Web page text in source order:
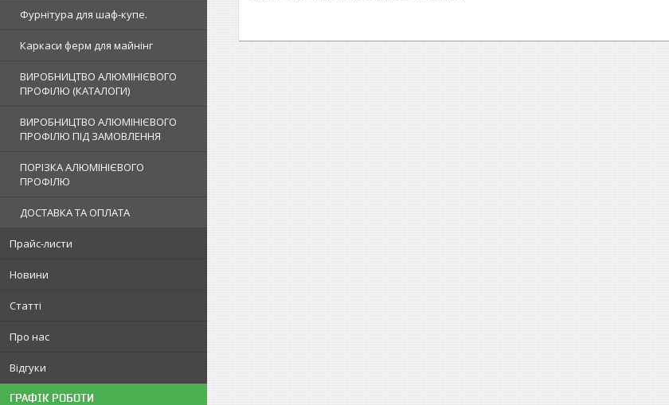
Фурнітура для шаф-купе.
Каркаси ферм для майнінг
ВИРОБНИЦТВО АЛЮМІНІЄВОГО
ПРОФІЛЮ (КАТАЛОГИ)
ВИРОБНИЦТВО АЛЮМІНІЄВОГО
ПРОФІЛЮ ПІД ЗАМОВЛЕННЯ
ПОРІЗКА АЛЮМІНІЄВОГО
ПРОФІЛЮ
ДОСТАВКА ТА ОПЛАТА
Прайс-листи
Новини
Статті
Про нас
Відгуки
ГРАФІК РОБОТИ